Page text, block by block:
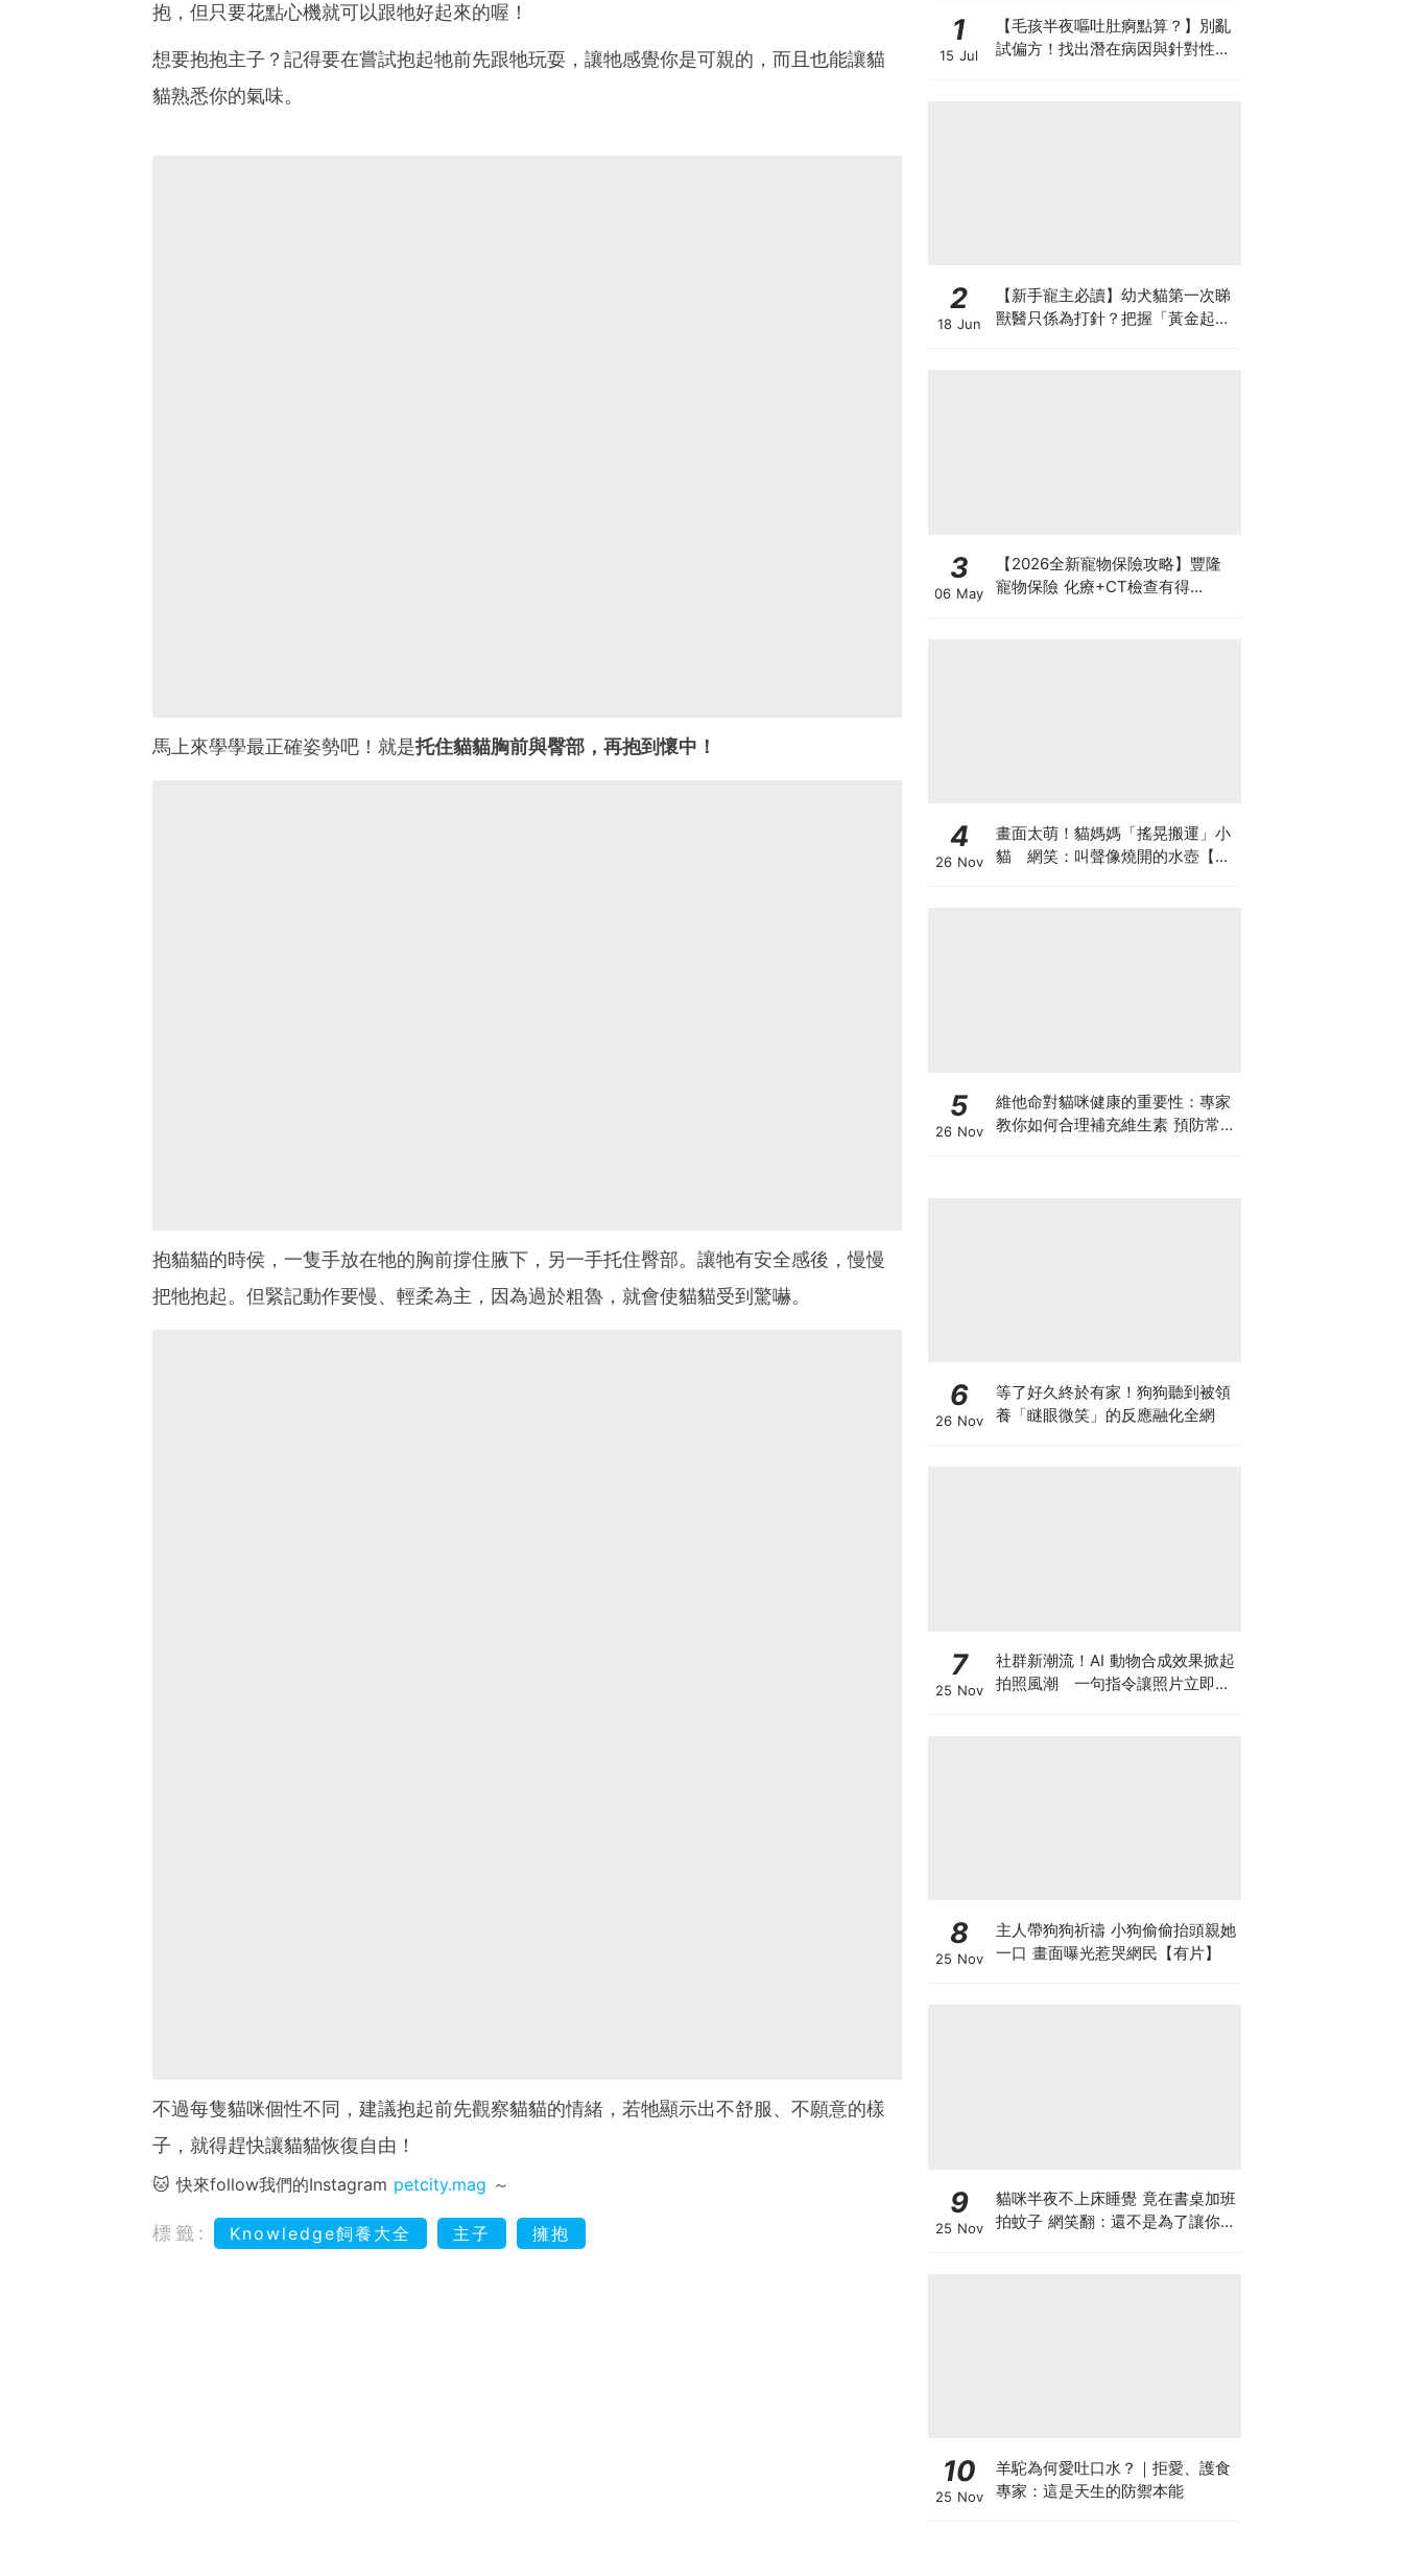
抱，但只要花點心機就可以跟牠好起來的喔！
想要抱抱主子？記得要在嘗試抱起牠前先跟牠玩耍，讓牠感覺你是可親的，而且也能讓貓
貓熟悉你的氣味。
馬上來學學最正確姿勢吧！就是托住貓貓胸前與臀部，再抱到懷中！
抱貓貓的時侯，一隻手放在牠的胸前撐住腋下，另一手托住臀部。讓牠有安全感後，慢慢
把牠抱起。但緊記動作要慢、輕柔為主，因為過於粗魯，就會使貓貓受到驚嚇。
不過每隻貓咪個性不同，建議抱起前先觀察貓貓的情緒，若牠顯示出不舒服、不願意的樣
子，就得趕快讓貓貓恢復自由！
🐱 快來follow我們的Instagram petcity.mag ～
標籤: Knowledge飼養大全 主子 擁抱
1
15 Jul
【毛孩半夜嘔吐肚痾點算？】別亂
試偏方！找出潛在病因與針對性營
2
18 Jun
【新手寵主必讀】幼犬貓第一次睇
獸醫只係為打針？把握「黃金起跑
3
06 May
【2026全新寵物保險攻略】豐隆
寵物保險 化療+CT檢查有得
4
26 Nov
畫面太萌！貓媽媽「搖晃搬運」小
貓 網笑：叫聲像燒開的水壺【有
5
26 Nov
維他命對貓咪健康的重要性：專家
教你如何合理補充維生素 預防常見
6
26 Nov
等了好久終於有家！狗狗聽到被領
養「瞇眼微笑」的反應融化全網
7
25 Nov
社群新潮流！AI 動物合成效果掀起
拍照風潮 一句指令讓照片立即升
8
25 Nov
主人帶狗狗祈禱 小狗偷偷抬頭親她
一口 畫面曝光惹哭網民【有片】
9
25 Nov
貓咪半夜不上床睡覺 竟在書桌加班
拍蚊子 網笑翻：還不是為了讓你睡
10
25 Nov
羊駝為何愛吐口水？｜拒愛、護食
專家：這是天生的防禦本能